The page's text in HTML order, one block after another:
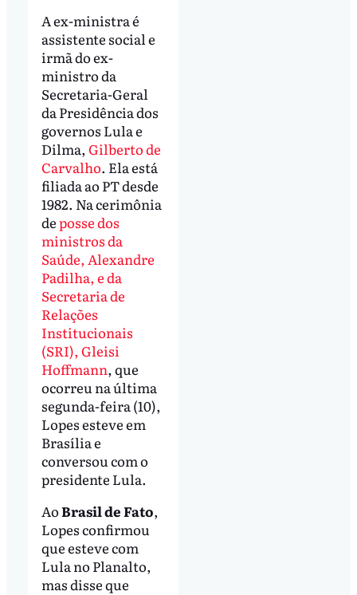
A ex-ministra é
assistente social e
irmã do ex-
ministro da
Secretaria-Geral
da Presidência dos
governos Lula e
Dilma, Gilberto de
Carvalho. Ela está
filiada ao PT desde
1982. Na cerimônia
deposse dos
ministros da
Saúde, Alexandre
Padilha, e da
Secretaria de
Relações
Institucionais
(SRI), Gleisi
Hoffmann, que
ocorreu na última
segunda-feira (10),
Lopes esteve em
Brasília e
conversou com o
presidente Lula.
AoBrasil de Fato,
Lopes confirmou
que esteve com
Lula no Planalto,
mas disse que